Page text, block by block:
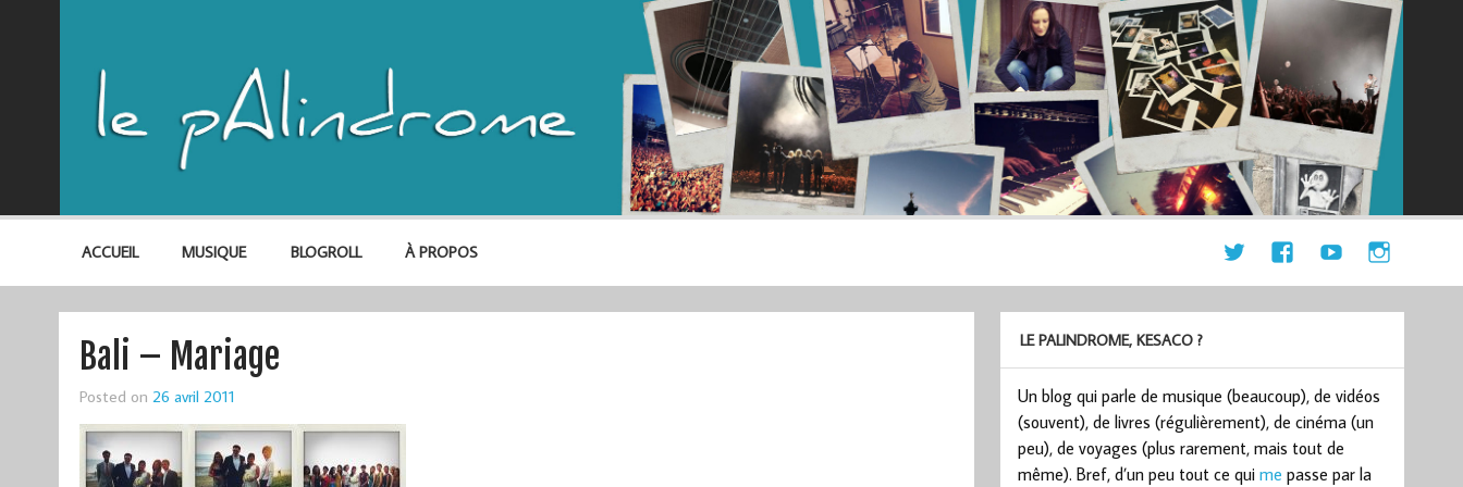
ACCUEIL MUSIQUE BLOGROLL À PROPOS
Bali – Mariage
Posted on 26 avril 2011
LE PALINDROME, KESACO ?
Un blog qui parle de musique (beaucoup), de vidéos
(souvent), de livres (régulièrement), de cinéma (un
peu), de voyages (plus rarement, mais tout de
même). Bref, d’un peu tout ce quime passe par la